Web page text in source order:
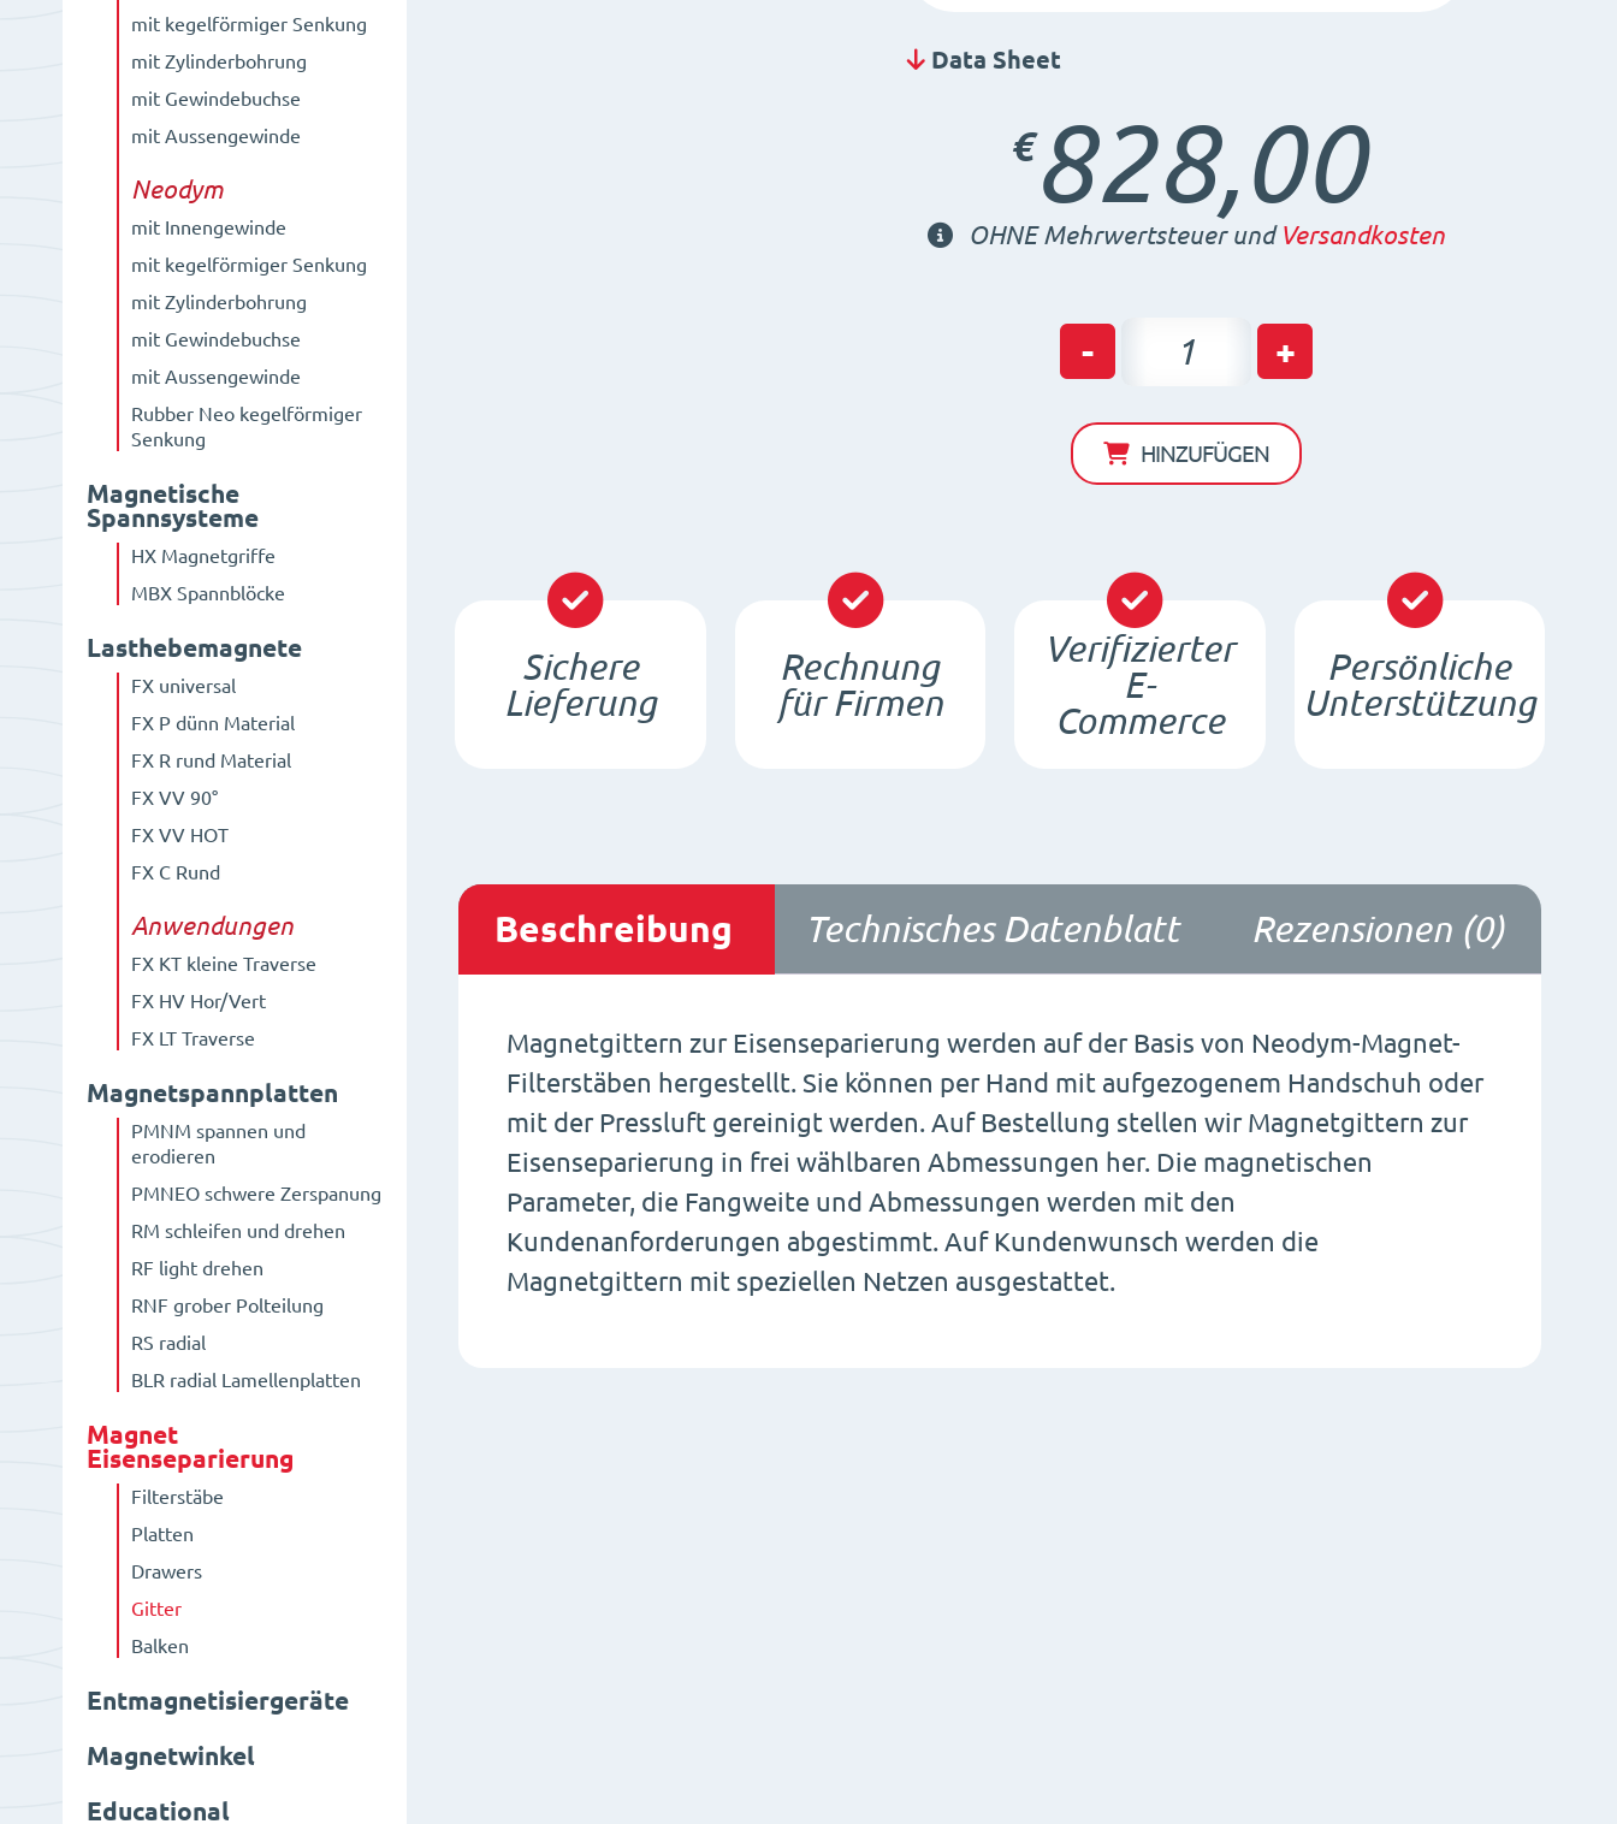
mit kegelförmiger Senkung
mit Zylinderbohrung
mit Gewindebuchse
mit Aussengewinde
Neodym
mit Innengewinde
mit kegelförmiger Senkung
mit Zylinderbohrung
mit Gewindebuchse
mit Aussengewinde
Rubber Neo kegelförmiger
Senkung
Magnetische
Spannsysteme
HX Magnetgriffe
MBX Spannblöcke
Lasthebemagnete
FX universal
FX P dünn Material
FX R rund Material
FX VV 90°
FX VV HOT
FX C Rund
Anwendungen
FX KT kleine Traverse
FX HV Hor/Vert
FX LT Traverse
Magnetspannplatten
PMNM spannen und
erodieren
PMNEO schwere Zerspanung
RM schleifen und drehen
RF light drehen
RNF grober Polteilung
RS radial
BLR radial Lamellenplatten
Magnet
Eisenseparierung
Filterstäbe
Platten
Drawers
Gitter
Balken
Entmagnetisiergeräte
Magnetwinkel
Educational
Data Sheet
€828,00
OHNE Mehrwertsteuer und Versandkosten
-
Magnetgitter
180
x
N
Menge
+
HINZUFÜGEN
Sichere
Lieferung
Rechnung
für Firmen
Verifizierter
E-
Commerce
Persönliche
Unterstützung
Beschreibung Technisches Datenblatt Rezensionen (0)
Magnetgittern zur Eisenseparierung werden auf der Basis von Neodym-Magnet-
Filterstäben hergestellt. Sie können per Hand mit aufgezogenem Handschuh oder
mit der Pressluft gereinigt werden. Auf Bestellung stellen wir Magnetgittern zur
Eisenseparierung in frei wählbaren Abmessungen her. Die magnetischen
Parameter, die Fangweite und Abmessungen werden mit den
Kundenanforderungen abgestimmt. Auf Kundenwunsch werden die
Magnetgittern mit speziellen Netzen ausgestattet.